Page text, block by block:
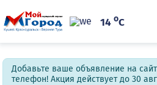
14oC
Добавьте ваше объявление на
телефон! Акция действует до 30